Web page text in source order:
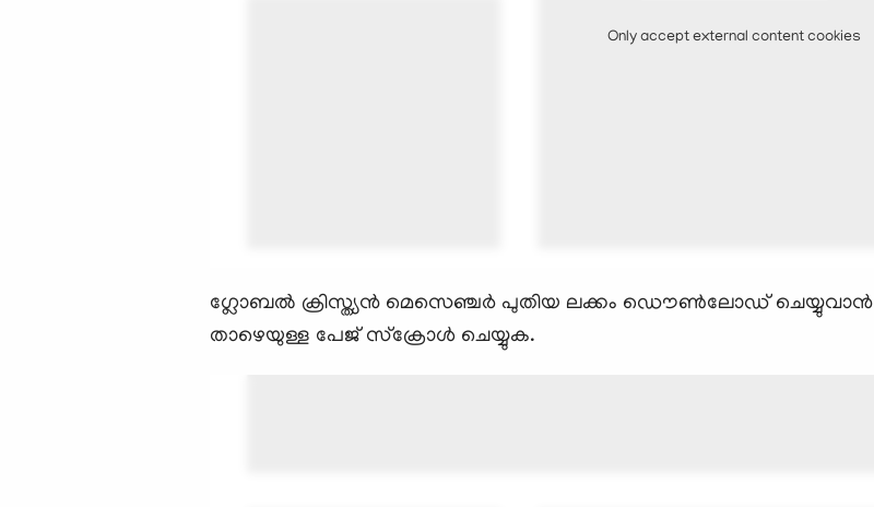
Only accept external content cookies
ഗ്ലോബല്‍ ക്രിസ്ത്യന്‍ മെസെഞ്ചര്‍ പുതിയ ലക്കം ഡൌണ്‍ലോഡ് ചെയ്യുവാന്‍
താഴെയുള്ള പേജ് സ്ക്രോള്‍ ചെയ്യുക.